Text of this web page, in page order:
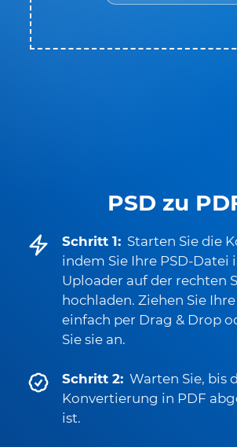
PSD zu
Schritt 1: Starten Sie die
indem Sie Ihre PSD-Datei
Uploader auf der rechten
hochladen. Ziehen Sie
einfach per Drag & Drop
Sie sie an.
Schritt 2: Warten Sie, bis
Konvertierung in PDF
ist.